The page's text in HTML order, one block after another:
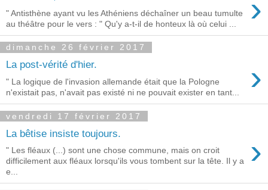
›
" Antisthène ayant vu les Athéniens déchaîner un beau tumulte
au théâtre pour le vers : " Qu'y a-t-il de honteux là où celui ...
dimanche 26 février 2017
La post-vérité d'hier. ›
" La logique de l'invasion allemande était que la Pologne
n'existait pas, n'avait pas existé ni ne pouvait exister en tant...
vendredi 17 février 2017
La bêtise insiste toujours. ›
" Les fléaux (...) sont une chose commune, mais on croit
difficilement aux fléaux lorsqu'ils vous tombent sur la tête. Il y a
e...